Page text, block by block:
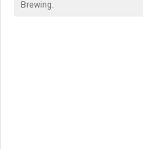
Brewing.